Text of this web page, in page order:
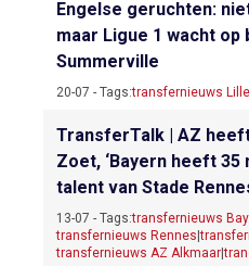
Engelse geruchten:
maar Ligue 1 wacht op
Summerville
20-07 - Tags:transfernieuws Lille
TransferTalk | AZ
Zoet, ‘Bayern heeft
talent van Stade
13-07 - Tags:transfernieuws
transfernieuws Rennes |
transfernieuws AZ Alkmaar|